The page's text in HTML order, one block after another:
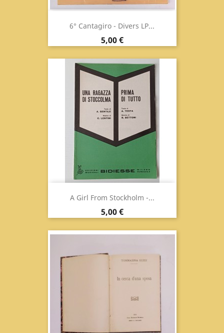
6° Cantagiro - Divers LP...
Prix
5,00 €
A Girl From Stockholm -...
Prix
5,00 €